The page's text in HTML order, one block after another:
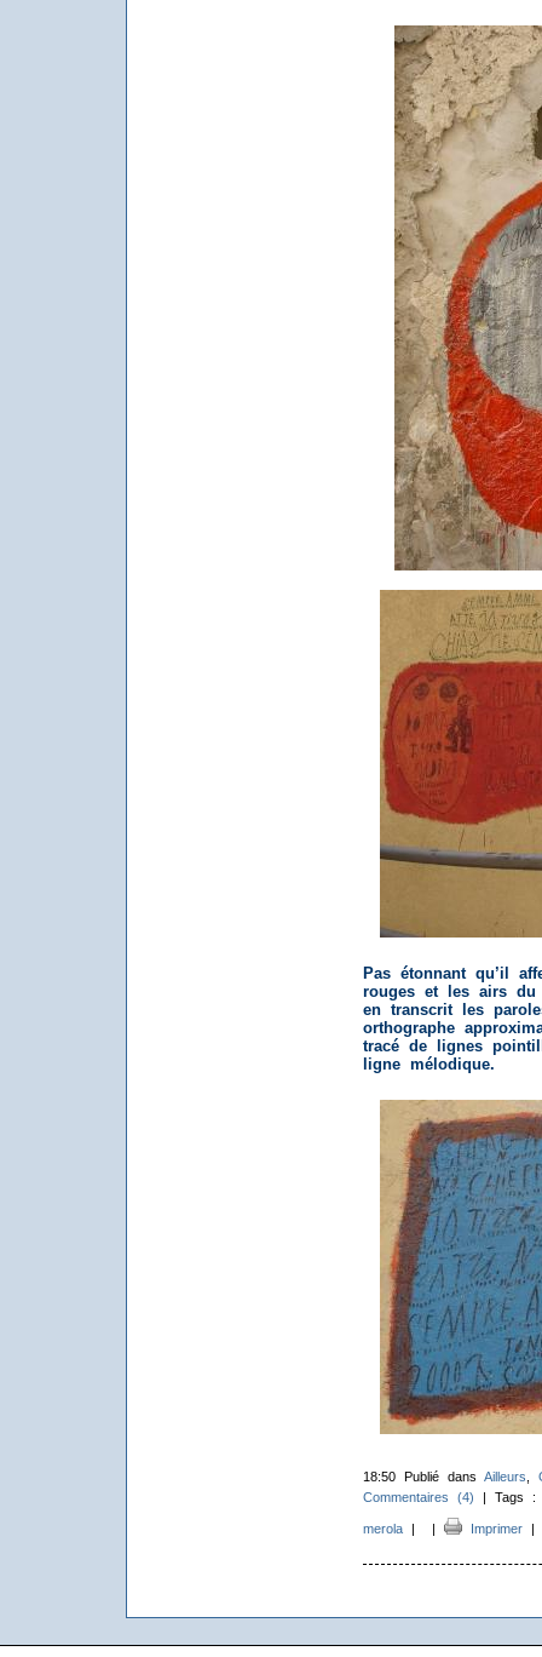
Pas étonnant qu’il
rouges et les airs
en transcrit les
orthographe
tracé de lignes
ligne mélodique.
18:50 Publié dans Ailleurs
Commentaires (4) | Tags
merola| | Imprimer|